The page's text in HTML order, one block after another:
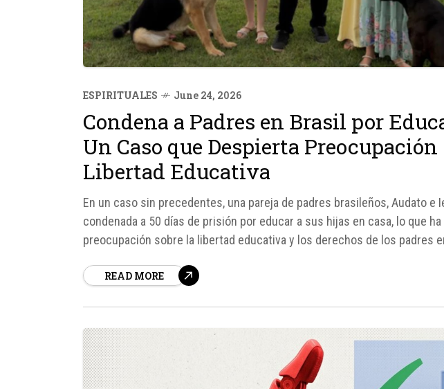
ESPIRITUALES June 24, 2026
Condena a Padres en Brasil por
Un Caso que Despierta Preocupación
Libertad Educativa
En un caso sin precedentes, una pareja de padres brasileños, Audato e
condenada a 50 días de prisión por educar a sus hijas en casa, lo que
preocupación sobre la libertad educativa y los derechos de los padres
READ MORE